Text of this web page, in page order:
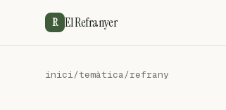
R El Refranyer
inici/temàtica/refrany